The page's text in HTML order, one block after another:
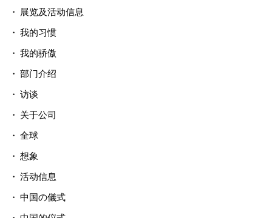
展览及活动信息
我的习惯
我的骄傲
部门介绍
访谈
关于公司
全球
想象
活动信息
中国の儀式